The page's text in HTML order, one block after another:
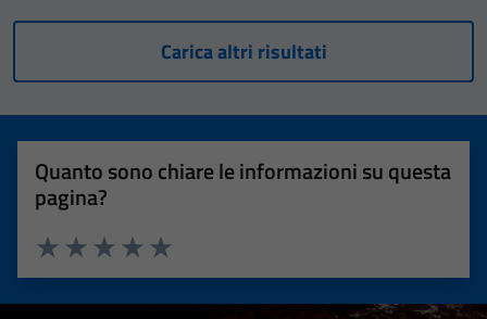
Carica altri risultati
Quanto sono chiare le informazioni su questa
pagina?
Valuta 5 stelle su 5
Valuta 4 stelle su 5
Valuta 3 stelle su 5
Valuta 2 stelle su 5
Valuta 1 stelle su 5